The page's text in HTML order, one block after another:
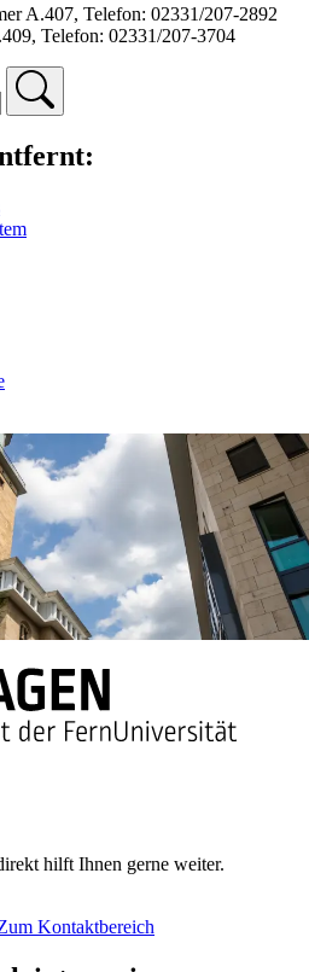
A.407, Telefon: 02331/207-2892
Telefon: 02331/207-3704
hilft Ihnen gerne weiter.
Kontaktbereich